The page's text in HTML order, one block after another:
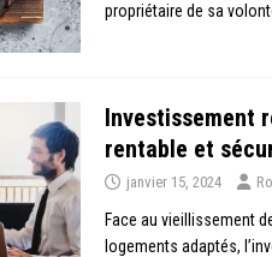
propriétaire de sa
Investissement
rentable et
janvier 15, 2024
Face au vieillissement
logements adaptés,